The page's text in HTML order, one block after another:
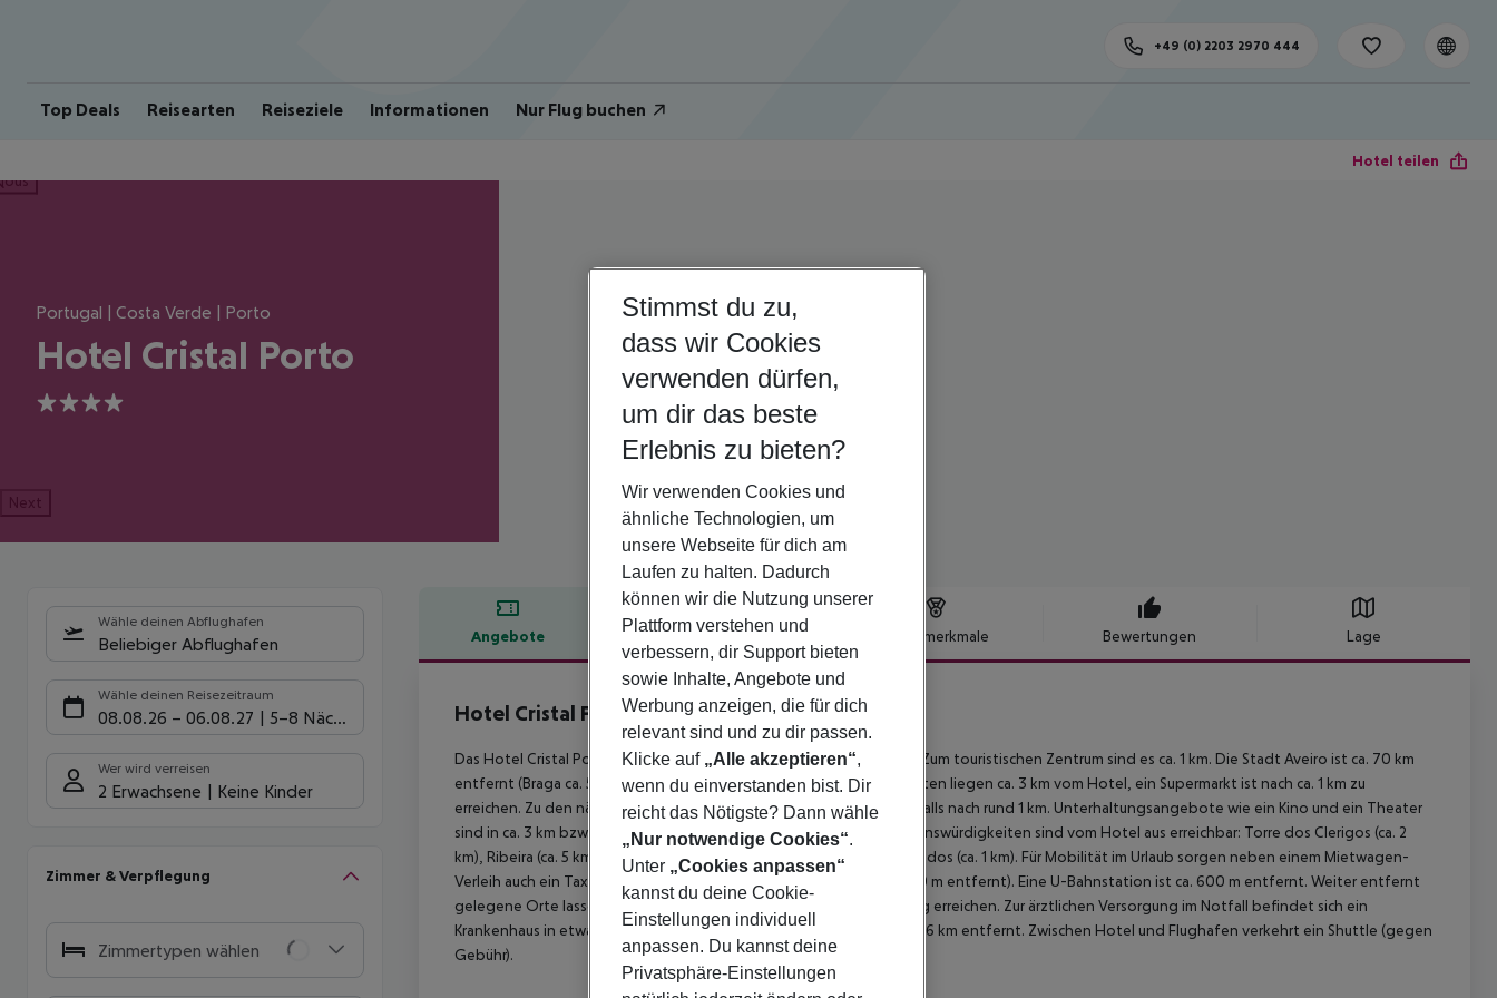
Top Deals Reisearten Reiseziele Informationen Nur Flug buchen
+49 (0) 2203 2970 444
Hotel teilen
Portugal | Costa Verde | Porto
Hotel Cristal Porto
4
Next
Wähle deinen Abflughafen
Beliebiger Abflughafen
Wähle deinen Reisezeitraum
08.08.26 – 06.08.27 5-8 Nächte
Wer wird verreisen
2 Erwachsene Keine Kinder
Zimmer & Verpflegung
Zimmertypen wählen
Angebote Hotelbeschreibung Hotelmerkmale Bewertungen Lage
Hotelbeschreibung
Hotel Cristal Porto
4
Das Hotel Cristal Porto befindet sich ca. 15 km vom Strand entfernt. Zum touristischen Zentrum sind es ca. 1 km. Die Stadt Aveiro ist ca. 70 km
entfernt (Braga ca. 55 km, GuimarÃ£es ca. 56 km). Einkaufsmöglichkeiten liegen ca. 3 km vom Hotel, ein Supermarkt ist nach ca. 1 km zu
erreichen. Zu den nächsten Bars und Restaurants gelangt man ebenfalls nach rund 1 km. Unterhaltungsangebote wie ein Kino und ein Theater
sind in ca. 3 km bzw. in ca. 2 km Entfernung zu finden. Folgende Sehenswürdigkeiten sind vom Hotel aus erreichbar: Torre dos Clerigos (ca. 2
km), Ribeira (ca. 5 km), Parque Serralves (ca. 5 km) und Avenida dos Aliados (ca. 1 km). Für Mobilität im Urlaub sorgen neben einem Mietwagen-
Verleih auch ein Taxistand (ca. 500 m) und eine Bushaltestelle (ca. 600 m entfernt). Eine U-Bahnstation ist ca. 600 m entfernt. Weiter entfernt
gelegene Orte lassen sich über den Bahnhof in rund 2 km Entfernung erreichen. Zur ärztlichen Versorgung im Notfall befindet sich ein
Krankenhaus in etwa 200 m Entfernung. Der Flughafen (OPO) ist ca. 16 km entfernt. Zwischen Hotel und Flughafen verkehrt ein Shuttle (gegen
Gebühr).
Stimmst du zu,
dass wir Cookies
verwenden dürfen,
um dir das beste
Erlebnis zu bieten?
Wir verwenden Cookies und
ähnliche Technologien, um
unsere Webseite für dich am
Laufen zu halten. Dadurch
können wir die Nutzung unserer
Plattform verstehen und
verbessern, dir Support bieten
sowie Inhalte, Angebote und
Werbung anzeigen, die für dich
relevant sind und zu dir passen.
Klicke auf „Alle akzeptieren“,
wenn du einverstanden bist. Dir
reicht das Nötigste? Dann wähle
„Nur notwendige Cookies“.
Unter „Cookies anpassen“
kannst du deine Cookie-
Einstellungen individuell
anpassen. Du kannst deine
Privatsphäre-Einstellungen